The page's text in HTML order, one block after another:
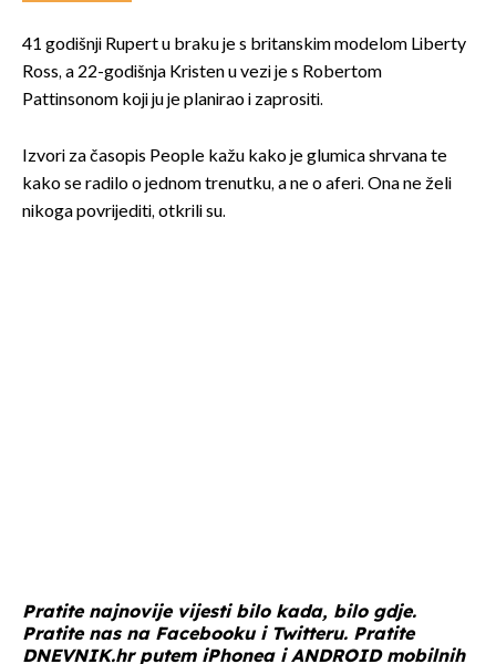
41 godišnji Rupert u braku je s britanskim modelom Liberty
Ross, a 22-godišnja Kristen u vezi je s Robertom
Pattinsonom koji ju je planirao i zaprositi.
Izvori za časopis People kažu kako je glumica shrvana te
kako se radilo o jednom trenutku, a ne o aferi. Ona ne želi
nikoga povrijediti, otkrili su.
Pratite najnovije vijesti bilo kada, bilo gdje.
Pratite nas na Facebookui Twitteru. Pratite
DNEVNIK.hrputem iPhoneaiANDROIDmobilnih